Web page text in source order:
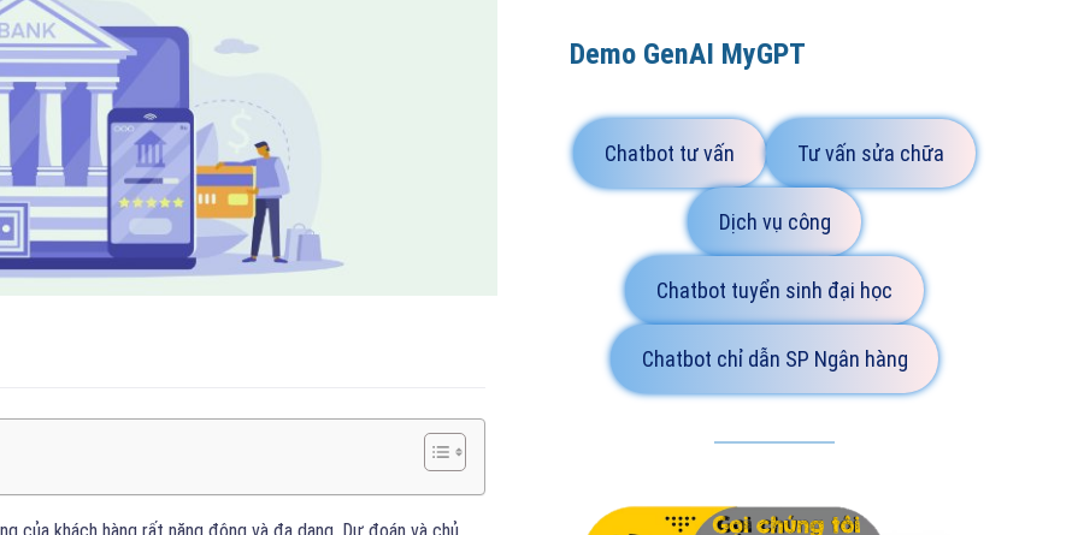
Demo GenAI MyGPT
Chatbot tư vấn Tư vấn sửa chữa
Dịch vụ công
Chatbot tuyển sinh đại học
Chatbot chỉ dẫn SP Ngân hàng